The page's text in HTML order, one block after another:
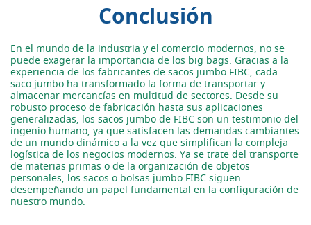
Conclusión
En el mundo de la industria y el comercio modernos, no se
puede exagerar la importancia de los big bags. Gracias a la
experiencia de los fabricantes de sacos jumbo FIBC, cada
saco jumbo ha transformado la forma de transportar y
almacenar mercancías en multitud de sectores. Desde su
robusto proceso de fabricación hasta sus aplicaciones
generalizadas, los sacos jumbo de FIBC son un testimonio del
ingenio humano, ya que satisfacen las demandas cambiantes
de un mundo dinámico a la vez que simplifican la compleja
logística de los negocios modernos. Ya se trate del transporte
de materias primas o de la organización de objetos
personales, los sacos o bolsas jumbo FIBC siguen
desempeñando un papel fundamental en la configuración de
nuestro mundo.